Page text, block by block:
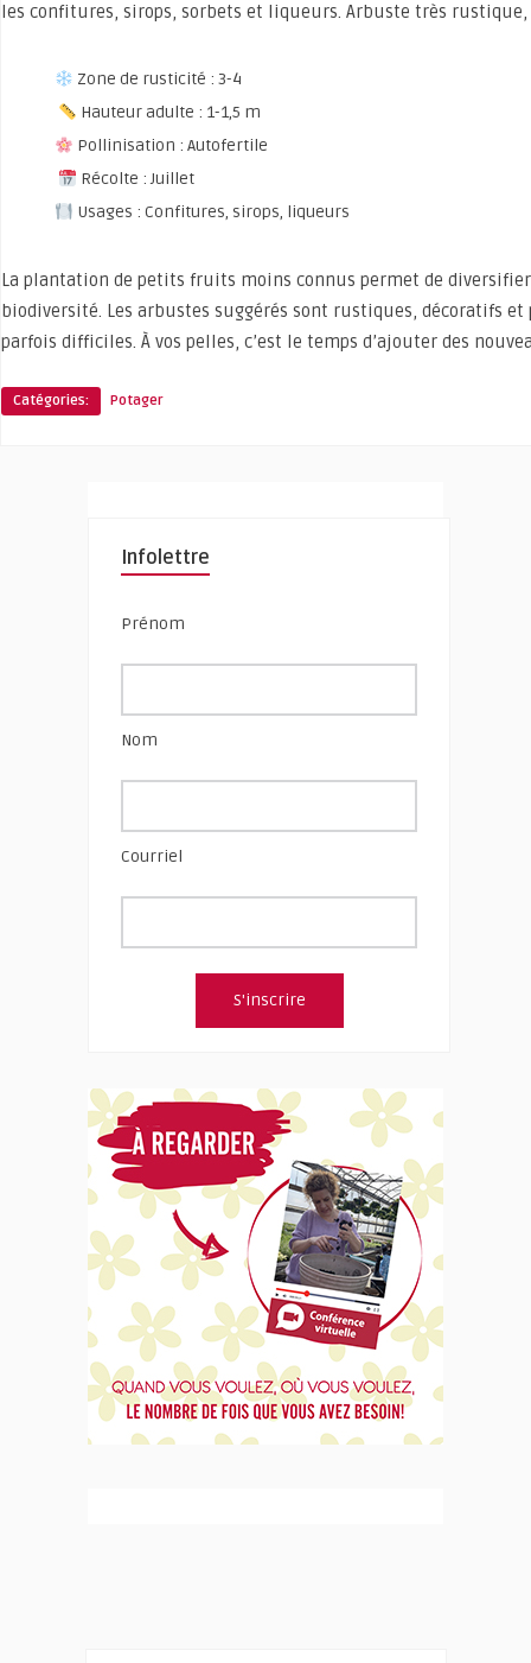
les confitures, sirops, sorbets et liqueurs. Arbuste très
Zone de rusticité : 3-4
Hauteur adulte : 1-1,5 m
Pollinisation : Autofertile
Récolte : Juillet
Usages : Confitures, sirops, liqueurs
La plantation de petits fruits moins connus permet de
biodiversité. Les arbustes suggérés sont rustiques, décoratifs
parfois difficiles. À vos pelles, c’est le temps d’ajouter des
Catégories: Potager
Infolettre
Prénom
Nom
Courriel